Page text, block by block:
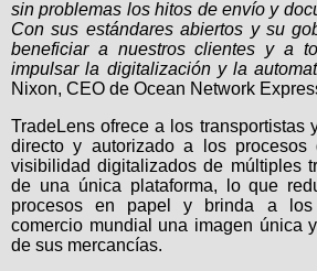
sin problemas los hitos de envío y
Con sus estándares abiertos y su
beneficiar a nuestros clientes y a
impulsar la digitalización y la
Nixon, CEO de Ocean Network
TradeLens ofrece a los transportistas
directo y autorizado a los procesos
visibilidad digitalizados de múltiples
de una única plataforma, lo que
procesos en papel y brinda a los
comercio mundial una imagen única
de sus mercancías.